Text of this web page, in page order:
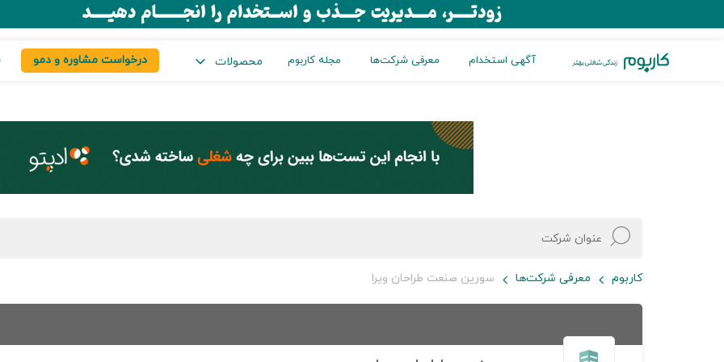
آگهی استخدام معرفی شرکت‌ها مجله کاربوم محصولات درخواست مشاوره و دمو
کاربوم معرفی شرکت‌ها سورين صنعت طراحان ويرا